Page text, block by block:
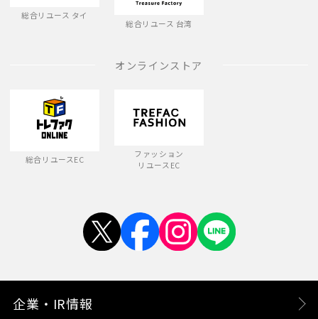
総合リユース タイ
総合リユース 台湾
オンラインストア
総合リユースEC
ファッション
リユースEC
企業・IR情報